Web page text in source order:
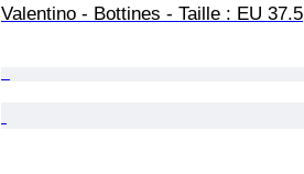
Valentino - Bottines - Taille : EU 37.5